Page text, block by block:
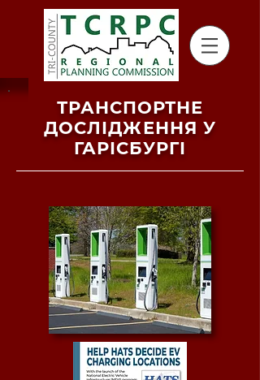
ТРАНСПОРТНЕ
ДОСЛІДЖЕННЯ У
ГАРІСБУРГІ